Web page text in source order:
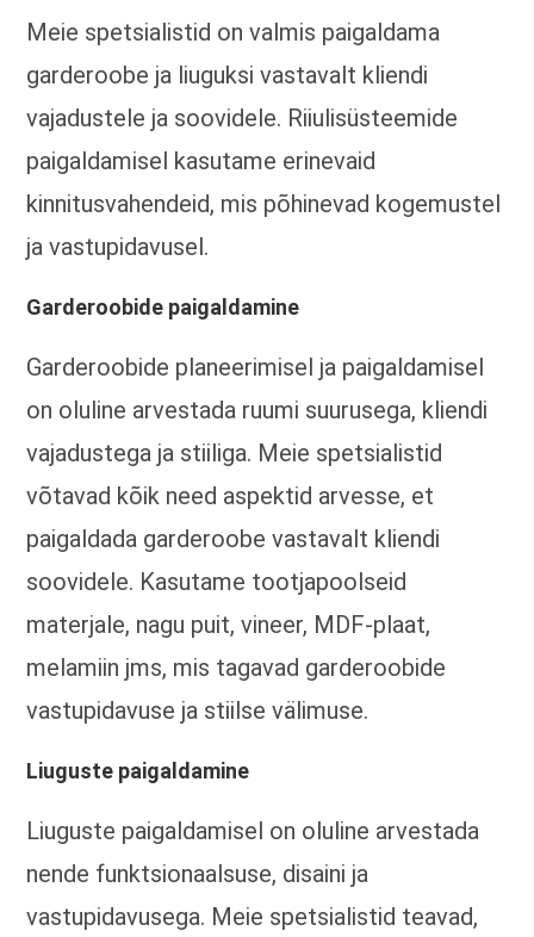
Meie spetsialistid on valmis paigaldama
garderoobe ja liuguksi vastavalt kliendi
vajadustele ja soovidele. Riiulisüsteemide
paigaldamisel kasutame erinevaid
kinnitusvahendeid, mis põhinevad kogemustel
ja vastupidavusel.
Garderoobide paigaldamine
Garderoobide planeerimisel ja paigaldamisel
on oluline arvestada ruumi suurusega, kliendi
vajadustega ja stiiliga. Meie spetsialistid
võtavad kõik need aspektid arvesse, et
paigaldada garderoobe vastavalt kliendi
soovidele. Kasutame tootjapoolseid
materjale, nagu puit, vineer, MDF-plaat,
melamiin jms, mis tagavad garderoobide
vastupidavuse ja stiilse välimuse.
Liuguste paigaldamine
Liuguste paigaldamisel on oluline arvestada
nende funktsionaalsuse, disaini ja
vastupidavusega. Meie spetsialistid teavad,